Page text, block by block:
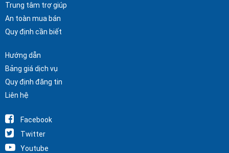
Trung tâm trợ giúp
An toàn mua bán
Quy định cần biết
Hướng dẫn
Bảng giá dịch vụ
Quy định đăng tin
Liên hệ
Facebook
Twitter
Youtube